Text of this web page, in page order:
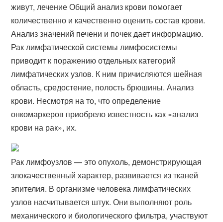
живут, лечение Общий анализ крови помогает
количественно и качественно оценить состав крови.
Анализ значений печени и почек дает информацию.
Рак лимфатической системы лимфосистемы
приводит к поражению отдельных категорий
лимфатических узлов. К ним причисляются шейная
область, средостение, полость брюшины. Анализ
крови. Несмотря на то, что определение
онкомаркеров приобрело известность как «анализ
крови на рак», их.
Рак лимфоузлов — это опухоль, демонстрирующая
злокачественный характер, развивается из тканей
эпителия. В организме человека лимфатических
узлов насчитывается штук. Они выполняют роль
механического и биологического фильтра, участвуют